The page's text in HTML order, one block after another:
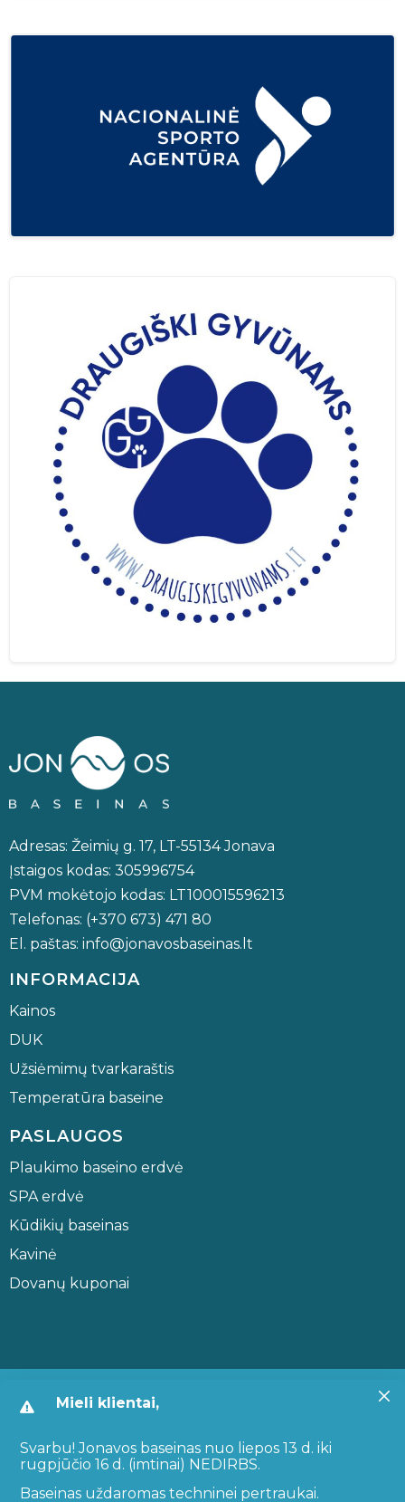
Adresas: Žeimių g. 17, LT-55134 Jonava
Įstaigos kodas: 305996754
PVM mokėtojo kodas: LT100015596213
Telefonas: (+370 673) 471 80
El. paštas: info@jonavosbaseinas.lt
INFORMACIJA
Kainos
DUK
Užsiėmimų tvarkaraštis
Temperatūra baseine
PASLAUGOS
Plaukimo baseino erdvė
SPA erdvė
Kūdikių baseinas
Kavinė
Dovanų kuponai
Juridinių asmenų registre, kodas 305996754.
Mieli klientai,
Svarbu! Jonavos baseinas nuo liepos 13 d. iki
rugpjūčio 16 d. (imtinai) NEDIRBS.
Baseinas uždaromas techninei pertraukai.